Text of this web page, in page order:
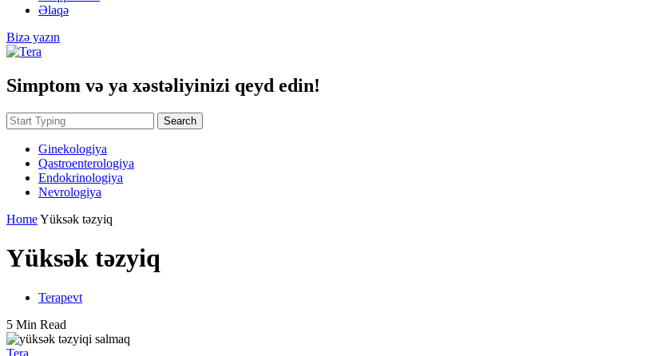
Əlaqə
Bizə yazın
Simptom və ya xəstəliyinizi qeyd edin!
Search
Ginekologiya
Qastroenterologiya
Endokrinologiya
Nevrologiya
HomeYüksək təzyiq
Yüksək təzyiq
Terapevt
5 Min Read
Tera